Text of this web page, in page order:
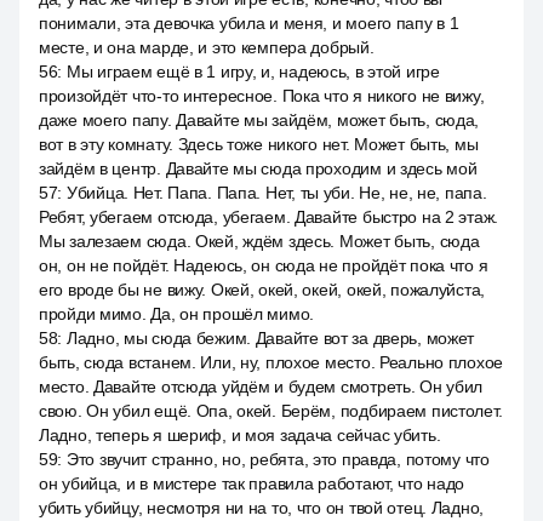
понимали, эта девочка убила и меня, и моего папу в 1
месте, и она марде, и это кемпера добрый.
56: Мы играем ещё в 1 игру, и, надеюсь, в этой игре
произойдёт что-то интересное. Пока что я никого не вижу,
даже моего папу. Давайте мы зайдём, может быть, сюда,
вот в эту комнату. Здесь тоже никого нет. Может быть, мы
зайдём в центр. Давайте мы сюда проходим и здесь мой
57: Убийца. Нет. Папа. Папа. Нет, ты уби. Не, не, не, папа.
Ребят, убегаем отсюда, убегаем. Давайте быстро на 2 этаж.
Мы залезаем сюда. Окей, ждём здесь. Может быть, сюда
он, он не пойдёт. Надеюсь, он сюда не пройдёт пока что я
его вроде бы не вижу. Окей, окей, окей, окей, пожалуйста,
пройди мимо. Да, он прошёл мимо.
58: Ладно, мы сюда бежим. Давайте вот за дверь, может
быть, сюда встанем. Или, ну, плохое место. Реально плохое
место. Давайте отсюда уйдём и будем смотреть. Он убил
свою. Он убил ещё. Опа, окей. Берём, подбираем пистолет.
Ладно, теперь я шериф, и моя задача сейчас убить.
59: Это звучит странно, но, ребята, это правда, потому что
он убийца, и в мистере так правила работают, что надо
убить убийцу, несмотря ни на то, что он твой отец. Ладно,